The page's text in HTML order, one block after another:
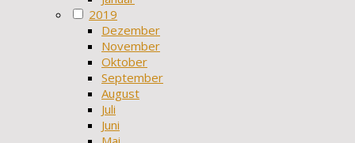
2019
Dezember
November
Oktober
September
August
Juli
Juni